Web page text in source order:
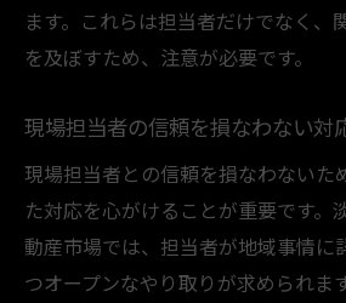
ます。これらは担当者だけでなく、
を及ぼすため、注意が必要です。
現場担当者の信頼を損なわない対
現場担当者との信頼を損なわないた
た対応を心がけることが重要です。
動産市場では、担当者が地域事情に
つオープンなやり取りが求められま